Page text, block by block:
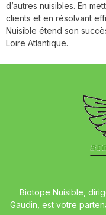
d’autres nuisibles. En
clients et en résolvant
Nuisible étend son
Loire Atlantique.
Biotope Nuisible,
Gaudin, est votre